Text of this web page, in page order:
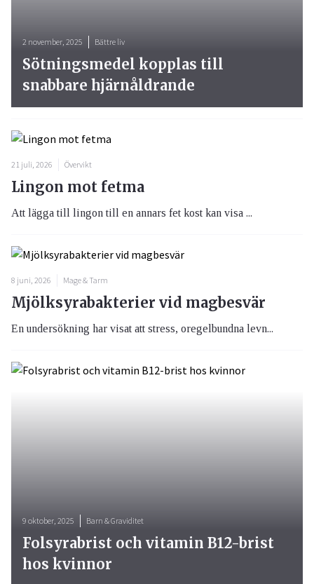
21 juli, 2026 Övervikt
Lingon mot fetma
Att lägga till lingon till en annars fet kost kan visa ...
8 juni, 2026 Mage & Tarm
Mjölksyrabakterier vid magbesvär
En undersökning har visat att stress, oregelbundna levn...
2 november, 2025 Bättre liv
Sötningsmedel kopplas till
snabbare hjärnåldrande
9 oktober, 2025 Barn & Graviditet
Folsyrabrist och vitamin B12-brist
hos kvinnor